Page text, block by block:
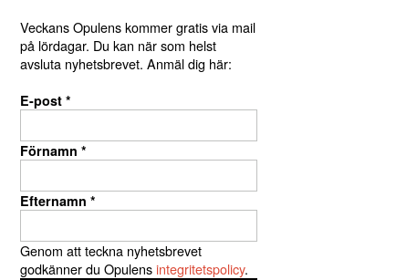
Veckans Opulens kommer gratis via mail
på lördagar. Du kan när som helst
avsluta nyhetsbrevet. Anmäl dig här:
E-post *
Förnamn *
Efternamn *
Genom att teckna nyhetsbrevet
godkänner du Opulensintegritetspolicy.